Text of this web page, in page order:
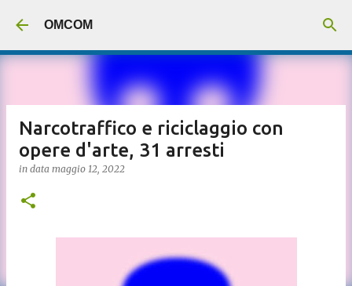
OMCOM
Narcotraffico e riciclaggio con
opere d'arte, 31 arresti
in data maggio 12, 2022